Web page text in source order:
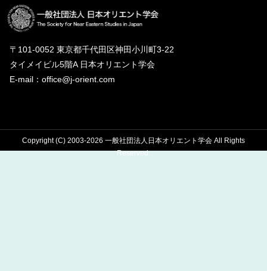
〒101-0052 東京都千代田区神田小川町3-22
タイメイビル5階A 日本オリエント学会
E-mail：office@j-orient.com
Copyright (C) 2003-2026 一般社団法人日本オリエント学会 All Rights
Reserved.